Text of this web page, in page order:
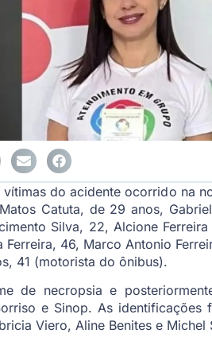
do acidente ocorrido na
Catuta, de 29 anos,
Silva, 22, Alcione
46, Marco Antonio
41 (motorista do ônibus).
de necropsia e
e Sinop. As identificações
Viero, Aline Benites e Michel